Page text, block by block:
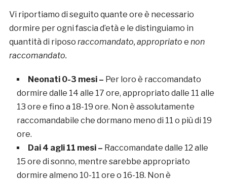
Vi riportiamo di seguito quante ore è necessario
dormire per ogni fascia d’età e le distinguiamo in
quantità di riposo raccomandato, appropriato e non
raccomandato.
Neonati 0-3 mesi – Per loro è raccomandato
dormire dalle 14 alle 17 ore, appropriato dalle 11 alle
13 ore e fino a 18-19 ore. Non è assolutamente
raccomandabile che dormano meno di 11 o più di 19
ore.
Dai 4 agli 11 mesi – Raccomandate dalle 12 alle
15 ore di sonno, mentre sarebbe appropriato
dormire almeno 10-11 ore o 16-18. Non è